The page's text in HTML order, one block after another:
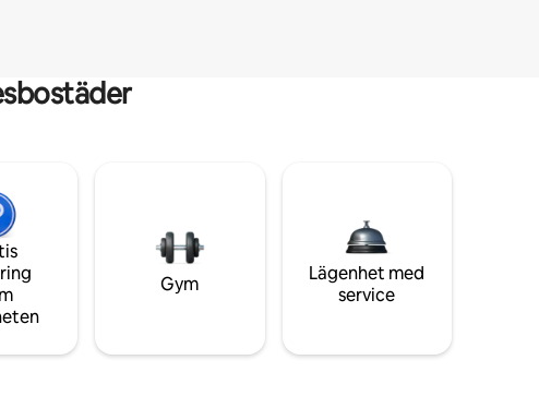
Gym
Lägenhet med
service